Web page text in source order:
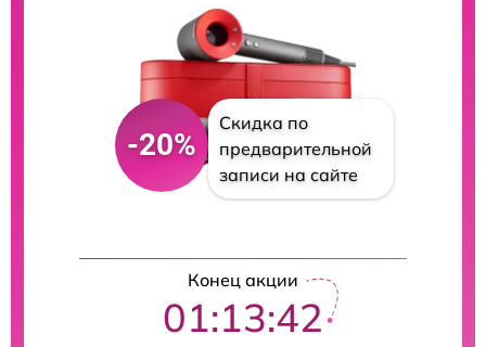
-20%
Скидка по
предварительной
записи на сайте
Конец акции
01:13:41